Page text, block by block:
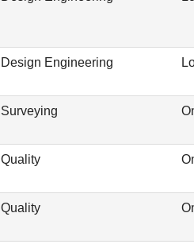
Design Engineering
Surveying
Quality
Quality